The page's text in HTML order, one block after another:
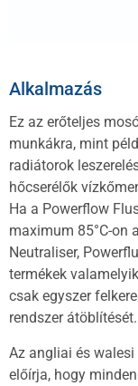
Alkalmazás
Ez az erőteljes
munkákra, mint
radiátorok
hőcserélők
Ha a Powerflow
maximum 85°C-on
Neutraliser,
termékek
csak egyszer
rendszer átöblítését.
Az angliai és
előírja, hogy